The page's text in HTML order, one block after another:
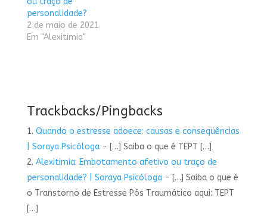
personalidade?
2 de maio de 2021
Em "Alexitimia"
Trackbacks/Pingbacks
Quando o estresse adoece: causas e conseqüências
| Soraya Psicóloga- […] Saiba o que é TEPT […]
Alexitimia: Embotamento afetivo ou traço de
personalidade? | Soraya Psicóloga- […] Saiba o que é
o Transtorno de Estresse Pós Traumático aqui: TEPT
[…]